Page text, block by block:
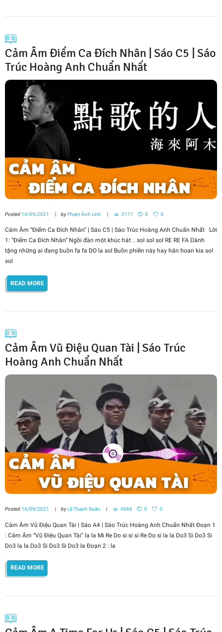
Cảm Âm Điểm Ca Đích Nhân | Sáo C5 | Sáo
Trúc Hoàng Anh Chuẩn Nhất
Posted 14/09/2021 byPhạm Ánh Linh 2177 0 0
Cảm Âm “Điểm Ca Đích Nhân” | Sáo C5 | Sáo Trúc Hoàng Anh Chuẩn Nhất Lời
1: “Điểm Ca Đích Nhân” Ngồi đàn một khúc hát .. sol sol sol RE RE FA Dành
tặng những ai đang buồn fa fa DO la sol Buồn phiền này hay hân hoan kia sol
sol
READ MORE
Cảm Âm Vũ Điệu Quan Tài | Sáo Trúc
Hoàng Anh Chuẩn Nhất
Posted 14/09/2021 byLê Thanh Xuân 4066 0 0
Cảm Âm Vũ Điệu Quan Tài | Sáo A4 | Sáo Trúc Hoàng Anh Chuẩn Nhất Đoạn 1
: Cảm Âm “Vũ Điệu Quan Tài” la la Mi Re Do si si si Re Do si la la Do3 Si Do3 Si
Do3 la la Do3 Si Do3 Si Do3 la Đoạn 2 : la
READ MORE